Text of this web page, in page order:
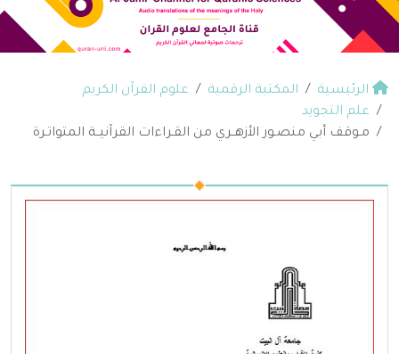
الرئيسية المكتبة الرقمية
علوم القرآن الكريم
علم التجويد
مـوقف أبي منصـور الأزهــري من القـراءات القرآنيــة المتواتـرة